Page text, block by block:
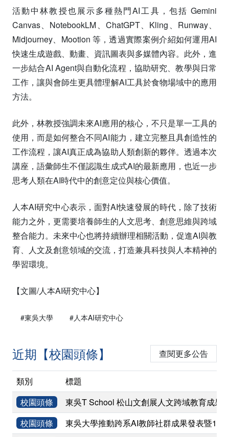
活動中林教授也展示多種熱門AI工具，包括 Gemini
Canvas、NotebookLM、ChatGPT、Kling、Runway、
Midjourney、Mootion 等，透過實際案例介紹如何運用AI
快速生成遊戲、動畫、資訊圖表與多媒體內容。此外，進
一步結合AI Agent與自動化流程，協助研究、教學與日常
工作，讓與會師生更具體理解AI工具於食物場域中的應用
方法。
此外，林教授強調未來AI應用的核心，不只是單一工具的
使用，而是如何整合不同AI能力，建立完整且具創造性的
工作流程，讓AI真正成為協助人類創新的夥伴。透過本次
講座，語彙師生不僅認識生成式AI的最新應用，也近一步
思考人類在AI時代中的創意定位與核心價值。
人本AI研究中心表示，面對AI快速發展的時代，除了技術
能力之外，更需要培養師生的人文思考、創意思維與跨域
整合能力。未來中心也將持續辦理相關活動，促進AI與教
育、人文及創意領域的交流，打造兼具科技與人本精神的
學習環境。
【文圖/人本AI研究中心】
#東吳大學 #人本AI研究中心
近期【校園頭條】 查閱更多公告
類別
標題
校園頭條
東吳T School 松山文創展人文跨域教育成果
校園頭條
東吳大學推動跨系AI教師社群成果發表暨